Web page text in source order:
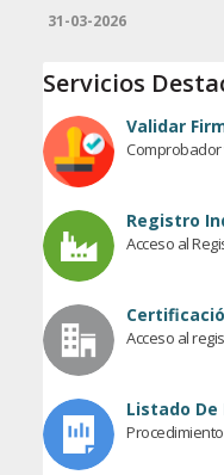
31-03-2026
Servicios
Validar
Registro
Acceso al
Acceso al
Listado